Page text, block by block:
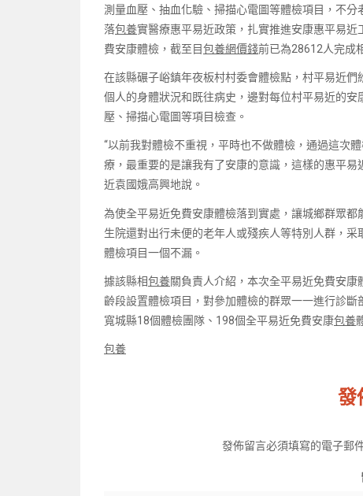
測量血壓、抽血化驗、掃描心電圖等體檢項目，不
落包養實醫療惠平易近政策，扎實推進安康惠平易
費安康體檢，截至目包養網價錢前已為28612人完成
在該縣碾子峪鎮年夜板村村委會體檢點，村平易近
個人的身體狀況和既往病史，邊對每位村平易近的
壓、掃描心電圖等項目檢查。
“以前我對體檢不重視，平時也不做體檢，通過這次
療，最重要的是讓我有了安康的意識，這樣的惠平
近袁國娥高興地說。
為使全平易近免費安康體檢落到實處，讓城鄉群眾
生院還對出行未便的老年人或殘疾人等特別人群，
體檢項目一個不漏。
據該縣相包養關負責人介紹，本次全平易近免費安
齡段設置體檢項目，對參加體檢的群眾一一進行診斷
寬城縣18個體檢團隊、198個全平易近免費安康包養
包養
發
發佈留言必須填寫的電子郵